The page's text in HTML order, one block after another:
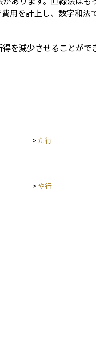
用を計上し、数字和法
を減少させることがで
> た行
> や行